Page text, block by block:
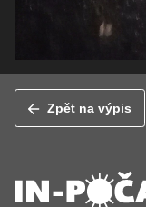
Zpět na výpis